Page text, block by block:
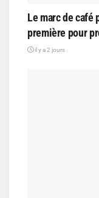
Le marc de
première pour
il y a 2 jours